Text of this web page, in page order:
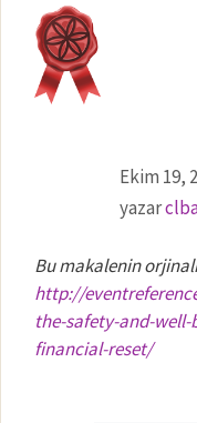
Ekim 19,
yazar
Bu makalenin
http://
the-safety-and-
financial-reset/